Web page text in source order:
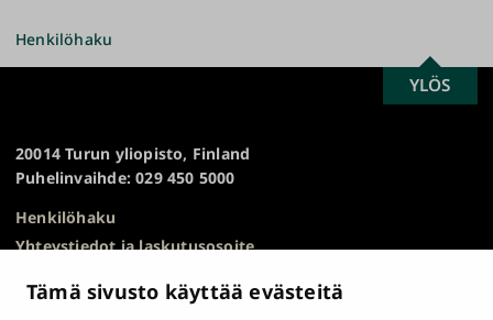
Tämä sivusto käyttää evästeitä
Henkilöhaku
20014 Turun yliopisto, Finland
Puhelinvaihde: 029 450 5000
Henkilöhaku
Yhteystiedot ja laskutusosoite
HR Excellence in Research
SCROLL
TO
YLÖS